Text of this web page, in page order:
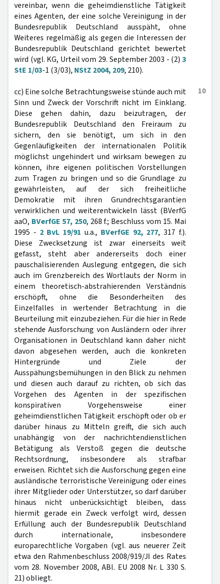
vereinbar, wenn die geheimdienstliche Tätigkeit
eines Agenten, der eine solche Vereinigung in der
Bundesrepublik Deutschland ausspäht, ohne
Weiteres regelmäßig als gegen die Interessen der
Bundesrepublik Deutschland gerichtet bewertet
wird (vgl. KG, Urteil vom 29. September 2003 - (2) 3
StE 1/03-1 (3/03), NStZ 2004, 209, 210).
10
cc) Eine solche Betrachtungsweise stünde auch mit
Sinn und Zweck der Vorschrift nicht im Einklang.
Diese gehen dahin, dazu beizutragen, der
Bundesrepublik Deutschland den Freiraum zu
sichern, den sie benötigt, um sich in den
Gegenläufigkeiten der internationalen Politik
möglichst ungehindert und wirksam bewegen zu
können, ihre eigenen politischen Vorstellungen
zum Tragen zu bringen und so die Grundlage zu
gewährleisten, auf der sich freiheitliche
Demokratie mit ihren Grundrechtsgarantien
verwirklichen und weiterentwickeln lässt (BVerfG
aaO, BVerfGE 57, 250, 268 f.; Beschluss vom 15. Mai
1995 - 2 BvL 19/91 u.a., BVerfGE 92, 277, 317 f.).
Diese Zwecksetzung ist zwar einerseits weit
gefasst, steht aber andererseits doch einer
pauschalisierenden Auslegung entgegen, die sich
auch im Grenzbereich des Wortlauts der Norm in
einem theoretisch-abstrahierenden Verständnis
erschöpft, ohne die Besonderheiten des
Einzelfalles in wertender Betrachtung in die
Beurteilung mit einzubeziehen. Für die hier in Rede
stehende Ausforschung von Ausländern oder ihrer
Organisationen in Deutschland kann daher nicht
davon abgesehen werden, auch die konkreten
Hintergründe und Ziele der
Ausspähungsbemühungen in den Blick zu nehmen
und diesen auch darauf zu richten, ob sich das
Vorgehen des Agenten in der spezifischen
konspirativen Vorgehensweise einer
geheimdienstlichen Tätigkeit erschöpft oder ob er
darüber hinaus zu Mitteln greift, die sich auch
unabhängig von der nachrichtendienstlichen
Betätigung als Verstoß gegen die deutsche
Rechtsordnung, insbesondere als strafbar
erweisen. Richtet sich die Ausforschung gegen eine
ausländische terroristische Vereinigung oder eines
ihrer Mitglieder oder Unterstützer, so darf darüber
hinaus nicht unberücksichtigt bleiben, dass
hiermit gerade ein Zweck verfolgt wird, dessen
Erfüllung auch der Bundesrepublik Deutschland
durch internationale, insbesondere
europarechtliche Vorgaben (vgl. aus neuerer Zeit
etwa den Rahmenbeschluss 2008/919/JI des Rates
vom 28. November 2008, ABl. EU 2008 Nr. L 330 S.
21) obliegt.